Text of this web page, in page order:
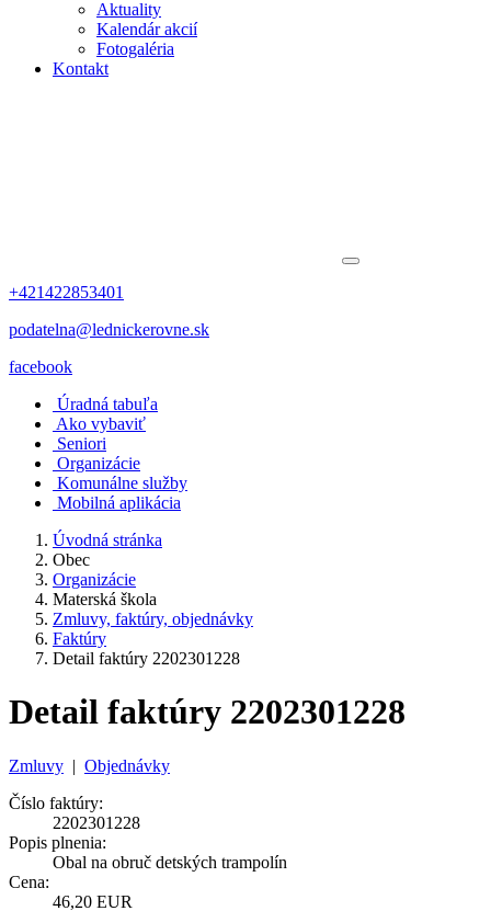
Aktuality
Kalendár akcií
Fotogaléria
Kontakt
+421422853401
podatelna@lednickerovne.sk
facebook
Úradná tabuľa
Ako vybaviť
Seniori
Organizácie
Komunálne služby
Mobilná aplikácia
Úvodná stránka
Obec
Organizácie
Materská škola
Zmluvy, faktúry, objednávky
Faktúry
Detail faktúry 2202301228
Detail faktúry 2202301228
Zmluvy | Objednávky
Číslo faktúry:
2202301228
Popis plnenia:
Obal na obruč detských trampolín
Cena:
46,20 EUR